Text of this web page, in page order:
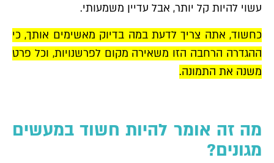
עשוי להיות קל יותר, אבל עדיין משמעותי.
כחשוד, אתה צריך לדעת במה בדיוק מאשימים אותך, כי
ההגדרה הרחבה הזו משאירה מקום לפרשנויות, וכל פרט
משנה את התמונה.
מה זה אומר להיות חשוד במעשים
מגונים?